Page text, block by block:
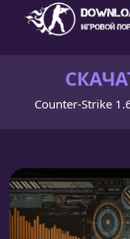
Counter-Strike